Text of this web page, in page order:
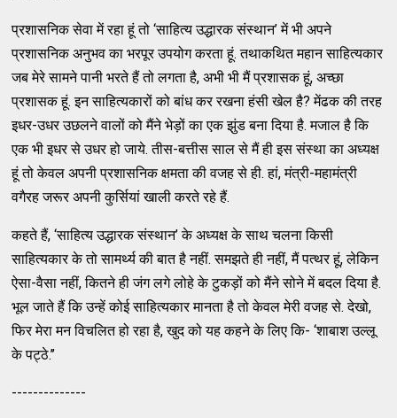
प्रशासनिक सेवा में रहा हूं तो ‘साहित्य उद्धारक संस्थान’ में भी अपने
प्रशासनिक अनुभव का भरपूर उपयोग करता हूं. तथाकथित महान साहित्यकार
जब मेरे सामने पानी भरते हैं तो लगता है, अभी भी मैं प्रशासक हूं, अच्छा
प्रशासक हूं. इन साहित्यकारों को बांध कर रखना हंसी खेल है? मेंढक की तरह
इधर-उधर उछलने वालों को मैंने भेड़ों का एक झुंड बना दिया है. मजाल है कि
एक भी इधर से उधर हो जाये. तीस-बत्तीस साल से मैं ही इस संस्था का अध्यक्ष
हूं तो केवल अपनी प्रशासनिक क्षमता की वजह से ही. हां, मंत्री-महामंत्री
वगैरह जरूर अपनी कुर्सियां खाली करते रहे हैं.
कहते हैं, ‘साहित्य उद्धारक संस्थान’ के अध्यक्ष के साथ चलना किसी
साहित्यकार के तो सामर्थ्य की बात है नहीं. समझते ही नहीं, मैं पत्थर हूं, लेकिन
ऐसा-वैसा नहीं, कितने ही जंग लगे लोहे के टुकड़ों को मैंने सोने में बदल दिया है.
भूल जाते हैं कि उन्हें कोई साहित्यकार मानता है तो केवल मेरी वजह से. देखो,
फिर मेरा मन विचलित हो रहा है, खुद को यह कहने के लिए कि- ‘शाबाश उल्लू
के पट्ठे.’’
--------------